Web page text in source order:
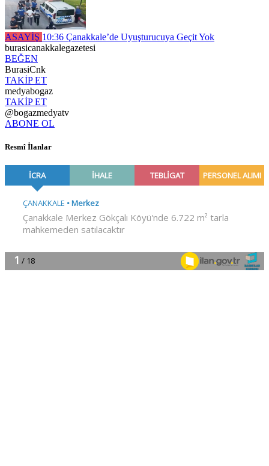
ASAYİŞ 10:36 Çanakkale’de Uyuşturucuya Geçit Yok
burasicanakkalegazetesi
BEĞEN
BurasiCnk
TAKİP ET
medyabogaz
TAKİP ET
@bogazmedyatv
ABONE OL
Resmî İlanlar